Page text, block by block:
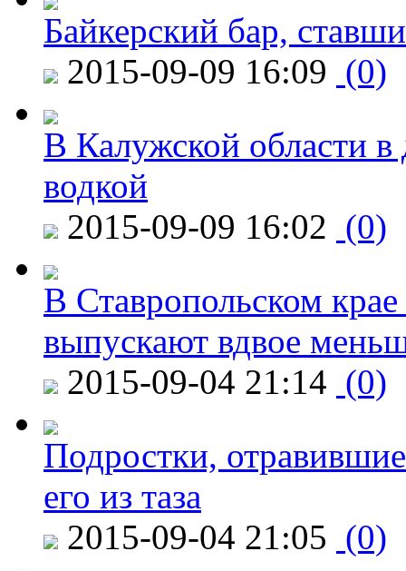
Байкерский бар,
2015-09-09 16:09 (0)
В Калужской области в
водкой
2015-09-09 16:02 (0)
В Ставропольском
выпускают вдвое
2015-09-04 21:14 (0)
Подростки,
его из таза
2015-09-04 21:05 (0)